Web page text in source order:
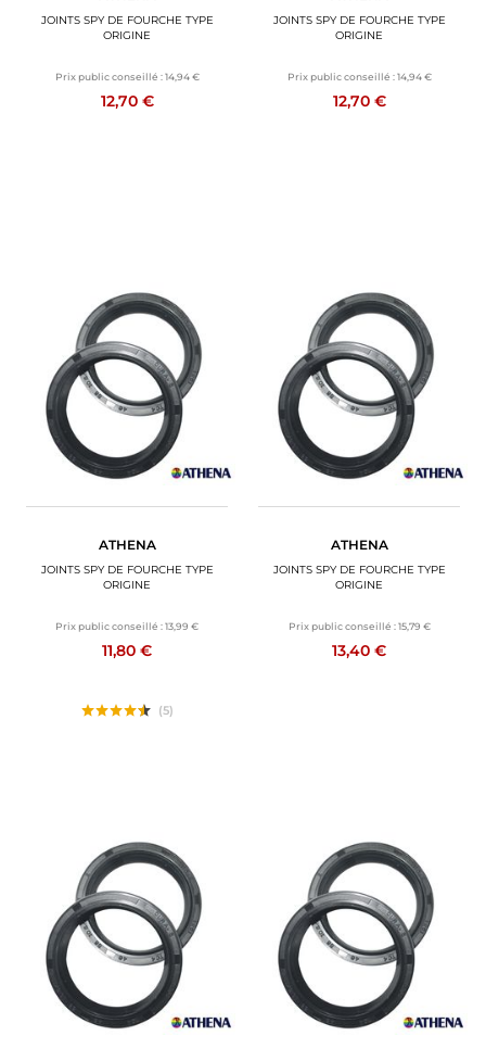
JOINTS SPY DE FOURCHE TYPE
ORIGINE
Prix public conseillé : 14,94 €
12,70 €
JOINTS SPY DE FOURCHE TYPE
ORIGINE
Prix public conseillé : 14,94 €
12,70 €
ATHENA
JOINTS SPY DE FOURCHE TYPE
ORIGINE
Prix public conseillé :13,99 €
11,80 €
(5)
ATHENA
JOINTS SPY DE FOURCHE TYPE
ORIGINE
Prix public conseillé : 15,79 €
13,40 €